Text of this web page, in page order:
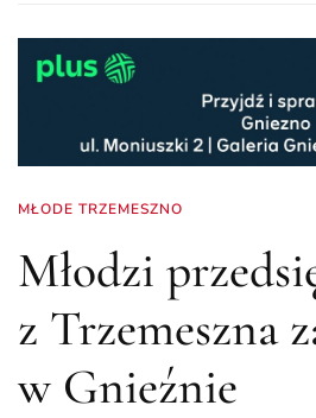
MŁODE TRZEMESZNO
Młodzi
z Trzemeszna
w Gnieźnie